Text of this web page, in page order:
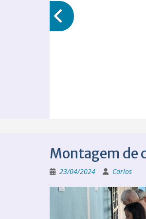
Montagem de
23/04/2024 Carlos